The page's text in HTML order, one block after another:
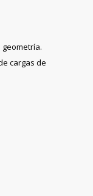
cargas de